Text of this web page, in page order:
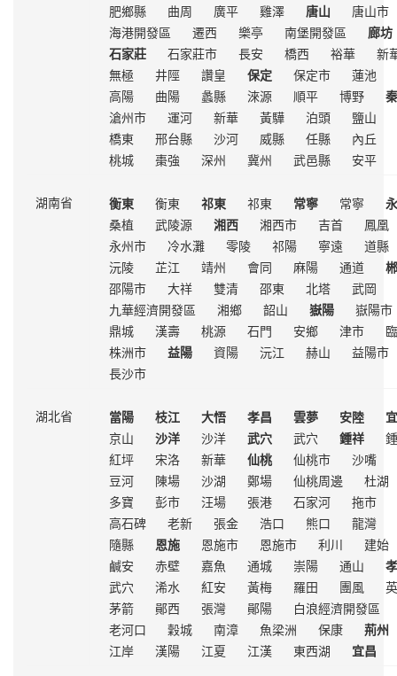
肥鄉縣
曲周 廣平 雞澤 唐山
唐山市
海港開發區
遷西 樂亭 南堡開發區
廊坊
石家莊
石家莊市 長安 橋西 裕華
新
無極
井陘 讚皇 保定 保定市
蓮池
高陽
曲陽 蠡縣 淶源 順平 博野
滄州市
運河 新華 黃驊 泊頭
鹽山
橋東
邢台縣 沙河 威縣 任縣
內丘
桃城
棗強 深州 冀州 武邑縣 安平
湖南省 衡東 衡東 祁東 祁東 常寧 常寧
桑植
武陵源 湘西 湘西市 吉首
鳳凰
永州市
冷水灘 零陵 祁陽 寧遠
道縣
沅陵
芷江 靖州 會同 麻陽 通道
邵陽市
大祥 雙清 邵東 北塔
武岡
九華經濟開發區
湘鄉 韶山 嶽陽
嶽陽市
鼎城
漢壽 桃源 石門 安鄉 津市
株洲市
益陽 資陽 沅江 赫山
益陽市
長沙市
湖北省 當陽 枝江 大悟 孝昌 雲夢 安陸
京山
沙洋 沙洋 武穴 武穴 鍾祥
紅坪
宋洛 新華 仙桃 仙桃市
沙嘴
豆河
陳場 沙湖 鄭場 仙桃周邊
杜湖
多寶
彭市 汪場 張港 石家河
拖市
高石碑
老新 張金 浩口 熊口
龍灣
隨縣
恩施 恩施市 恩施市 利川
建始
鹹安
赤壁 嘉魚 通城 崇陽 通山
武穴
浠水 紅安 黃梅 羅田 團風
茅箭
鄖西 張灣 鄖陽
白浪經濟開發區
老河口
穀城 南漳 魚梁洲 保康
荊州
江岸
漢陽 江夏 江漢 東西湖 宜昌